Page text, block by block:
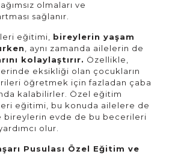
olmaları ve
sağlanır.
eğitimi, bireylerin yaşam
, aynı zamanda ailelerin de
kolaylaştırır. Özellikle,
eksikliği olan çocukların
öğretmek için fazladan çaba
kalabilirler. Özel eğitim
eğitimi, bu konuda ailelere de
bireylerin evde de bu becerileri
olur.
Pusulası Özel Eğitim ve